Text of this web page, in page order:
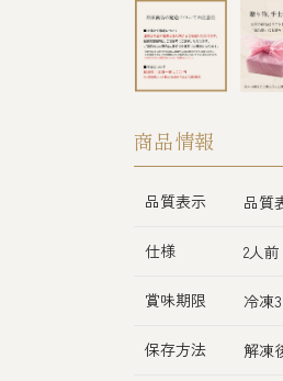
商品情報
品質表示 品質
仕様 2人前
賞味期限 冷凍
保存方法 解凍